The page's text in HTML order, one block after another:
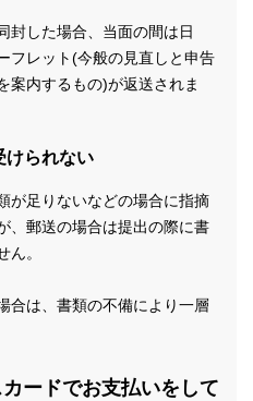
封した場合、当面の間は日
フレット(今般の見直しと申告
案内するもの)が返送されま
けられない
が足りないなどの場合に指摘
、郵送の場合は提出の際に書
ん。
合は、書類の不備により一層
ードでお支払いをして